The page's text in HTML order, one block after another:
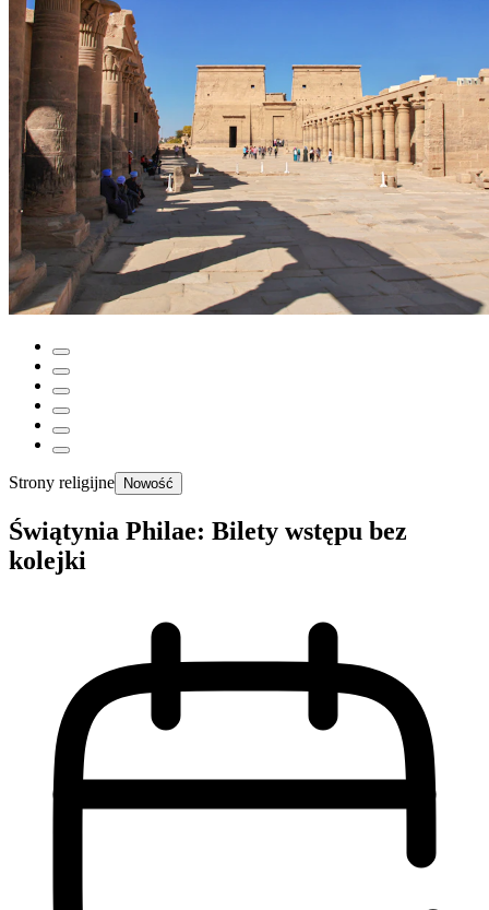
Strony religijne Nowość
Świątynia Philae: Bilety wstępu bez
kolejki